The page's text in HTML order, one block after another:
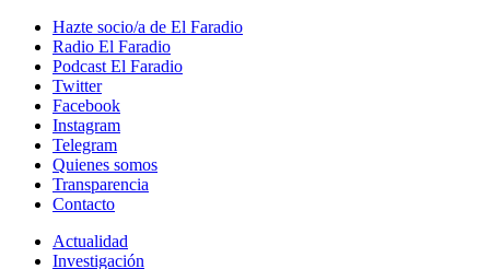
Hazte socio/a de El Faradio
Radio El Faradio
Podcast El Faradio
Twitter
Facebook
Instagram
Telegram
Quienes somos
Transparencia
Contacto
Actualidad
Investigación